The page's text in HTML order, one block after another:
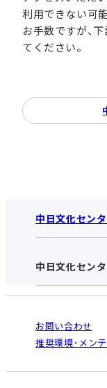
利用できない可
お手数ですが、
てください。
中日文化セン
中日
アク
法人
ご利
オン
中日文化セン
南大高
高蔵寺
お問い合わせ
推奨環境･メン